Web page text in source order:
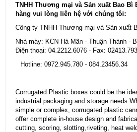
TNHH Thương mại và Sản xuất Bao Bì
hàng vui lòng liên hệ với chúng tôi:
Công ty TNHH Thương mại và Sản xuất
Nhà máy: KCN Hà Mãn - Thuận Thành -
Điện thoại: 04.2212.6076 - Fax:
Hotline: 0972.945.780 - 084.23456.34
Corrugated Plastic boxes could be the
industrial packaging and storage
simple or complex, corrugated plastic
offer complete in-house design and
cutting, scoring, slotting,riveting, heat